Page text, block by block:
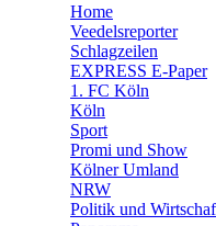
🛒
🧩
Home
Veedelsreporter
Schlagzeilen
EXPRESS E-Paper
1. FC Köln
Köln
Sport
Promi und Show
Kölner Umland
NRW
Politik und